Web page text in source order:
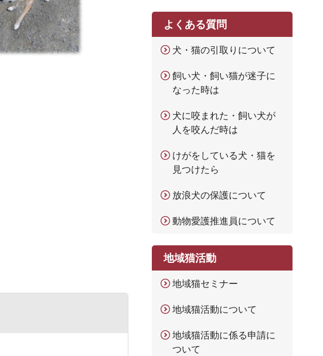
よくある質問
犬・猫の引取りについて
飼い犬・飼い猫が迷子に
なった時は
犬に咬まれた・飼い犬が
人を咬んだ時は
けがをしている犬・猫を
見つけたら
放浪犬の保護について
動物愛護推進員について
地域猫活動
地域猫セミナー
地域猫活動について
地域猫活動に係る申請に
ついて